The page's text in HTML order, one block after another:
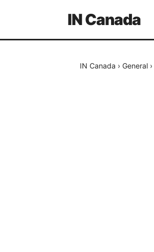
IN Canada
IN Canada › General ›